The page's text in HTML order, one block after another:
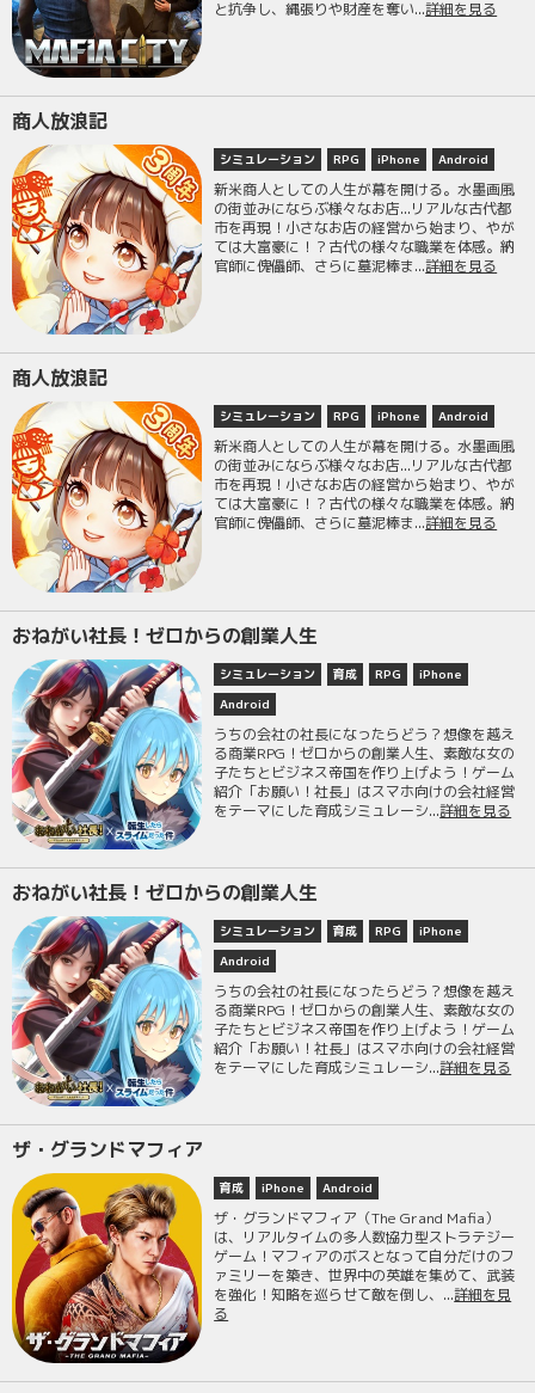
と抗争し、縄張りや財産を奪い...詳細を見る
商人放浪記
シミュレーション RPG iPhone Android
新米商人としての人生が幕を開ける。水墨画風
の街並みにならぶ様々なお店...リアルな古代都
市を再現！小さなお店の経営から始まり、やが
ては大富豪に！？古代の様々な職業を体感。納
官師に傀儡師、さらに墓泥棒ま...詳細を見る
商人放浪記
シミュレーション RPG iPhone Android
新米商人としての人生が幕を開ける。水墨画風
の街並みにならぶ様々なお店...リアルな古代都
市を再現！小さなお店の経営から始まり、やが
ては大富豪に！？古代の様々な職業を体感。納
官師に傀儡師、さらに墓泥棒ま...詳細を見る
おねがい社長！ゼロからの創業人生
シミュレーション 育成 RPG
iPhone
Android
うちの会社の社長になったらどう？想像を越え
る商業RPG！ゼロからの創業人生、素敵な女の
子たちとビジネス帝国を作り上げよう！ゲーム
紹介「お願い！社長」はスマホ向けの会社経営
をテーマにした育成シミュレーシ...詳細を見る
おねがい社長！ゼロからの創業人生
シミュレーション 育成 RPG
iPhone
Android
うちの会社の社長になったらどう？想像を越え
る商業RPG！ゼロからの創業人生、素敵な女の
子たちとビジネス帝国を作り上げよう！ゲーム
紹介「お願い！社長」はスマホ向けの会社経営
をテーマにした育成シミュレーシ...詳細を見る
ザ・グランドマフィア
育成 iPhone Android
ザ・グランドマフィア（The Grand Mafia）
は、リアルタイムの多人数協力型ストラテジー
ゲーム！マフィアのボスとなって自分だけのフ
ァミリーを築き、世界中の英雄を集めて、武装
を強化！知略を巡らせて敵を倒し、...詳細を見
る